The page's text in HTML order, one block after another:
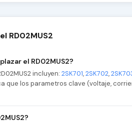
RD02MUS2
el RD02MUS2?
incluyen: 2SK701,2SK702,
que los parametros clave (voltaje,